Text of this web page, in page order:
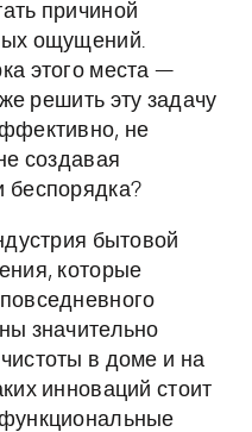
причиной
ощущений.
этого места —
решить эту задачу
не
создавая
беспорядка?
бытовой
которые
значительно
в доме и на
инноваций стоит